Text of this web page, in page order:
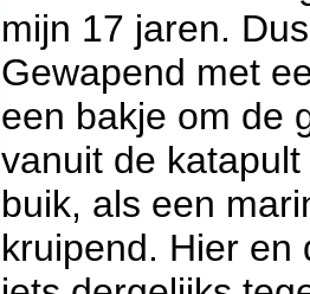
mijn 17 jaren.
Gewapend met
een bakje om de
vanuit de
buik, als een
kruipend. Hier en